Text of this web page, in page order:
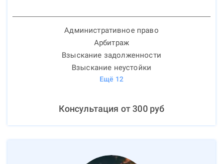
Административное право
Арбитраж
Взыскание задолженности
Взыскание неустойки
Ещё 12
Консультация от300руб